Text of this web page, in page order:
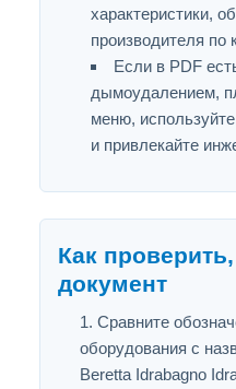
характеристики,
производителя по
Если в PDF
дымоудалением,
меню,
и привлекайте
Как
документ
Сравните
оборудования с
Beretta Idrabagno